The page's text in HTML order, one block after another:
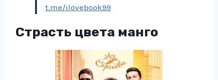
t.me/ilovebook99
Страсть цвета манго